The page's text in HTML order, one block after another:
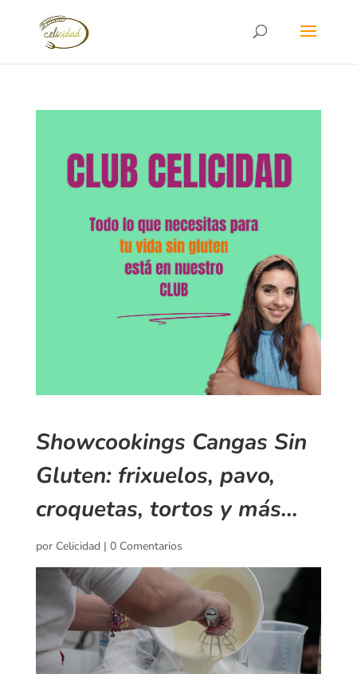
Showcookings Cangas Sin
Gluten: frixuelos, pavo,
croquetas, tortos y más…
por Celicidad| 0 Comentarios